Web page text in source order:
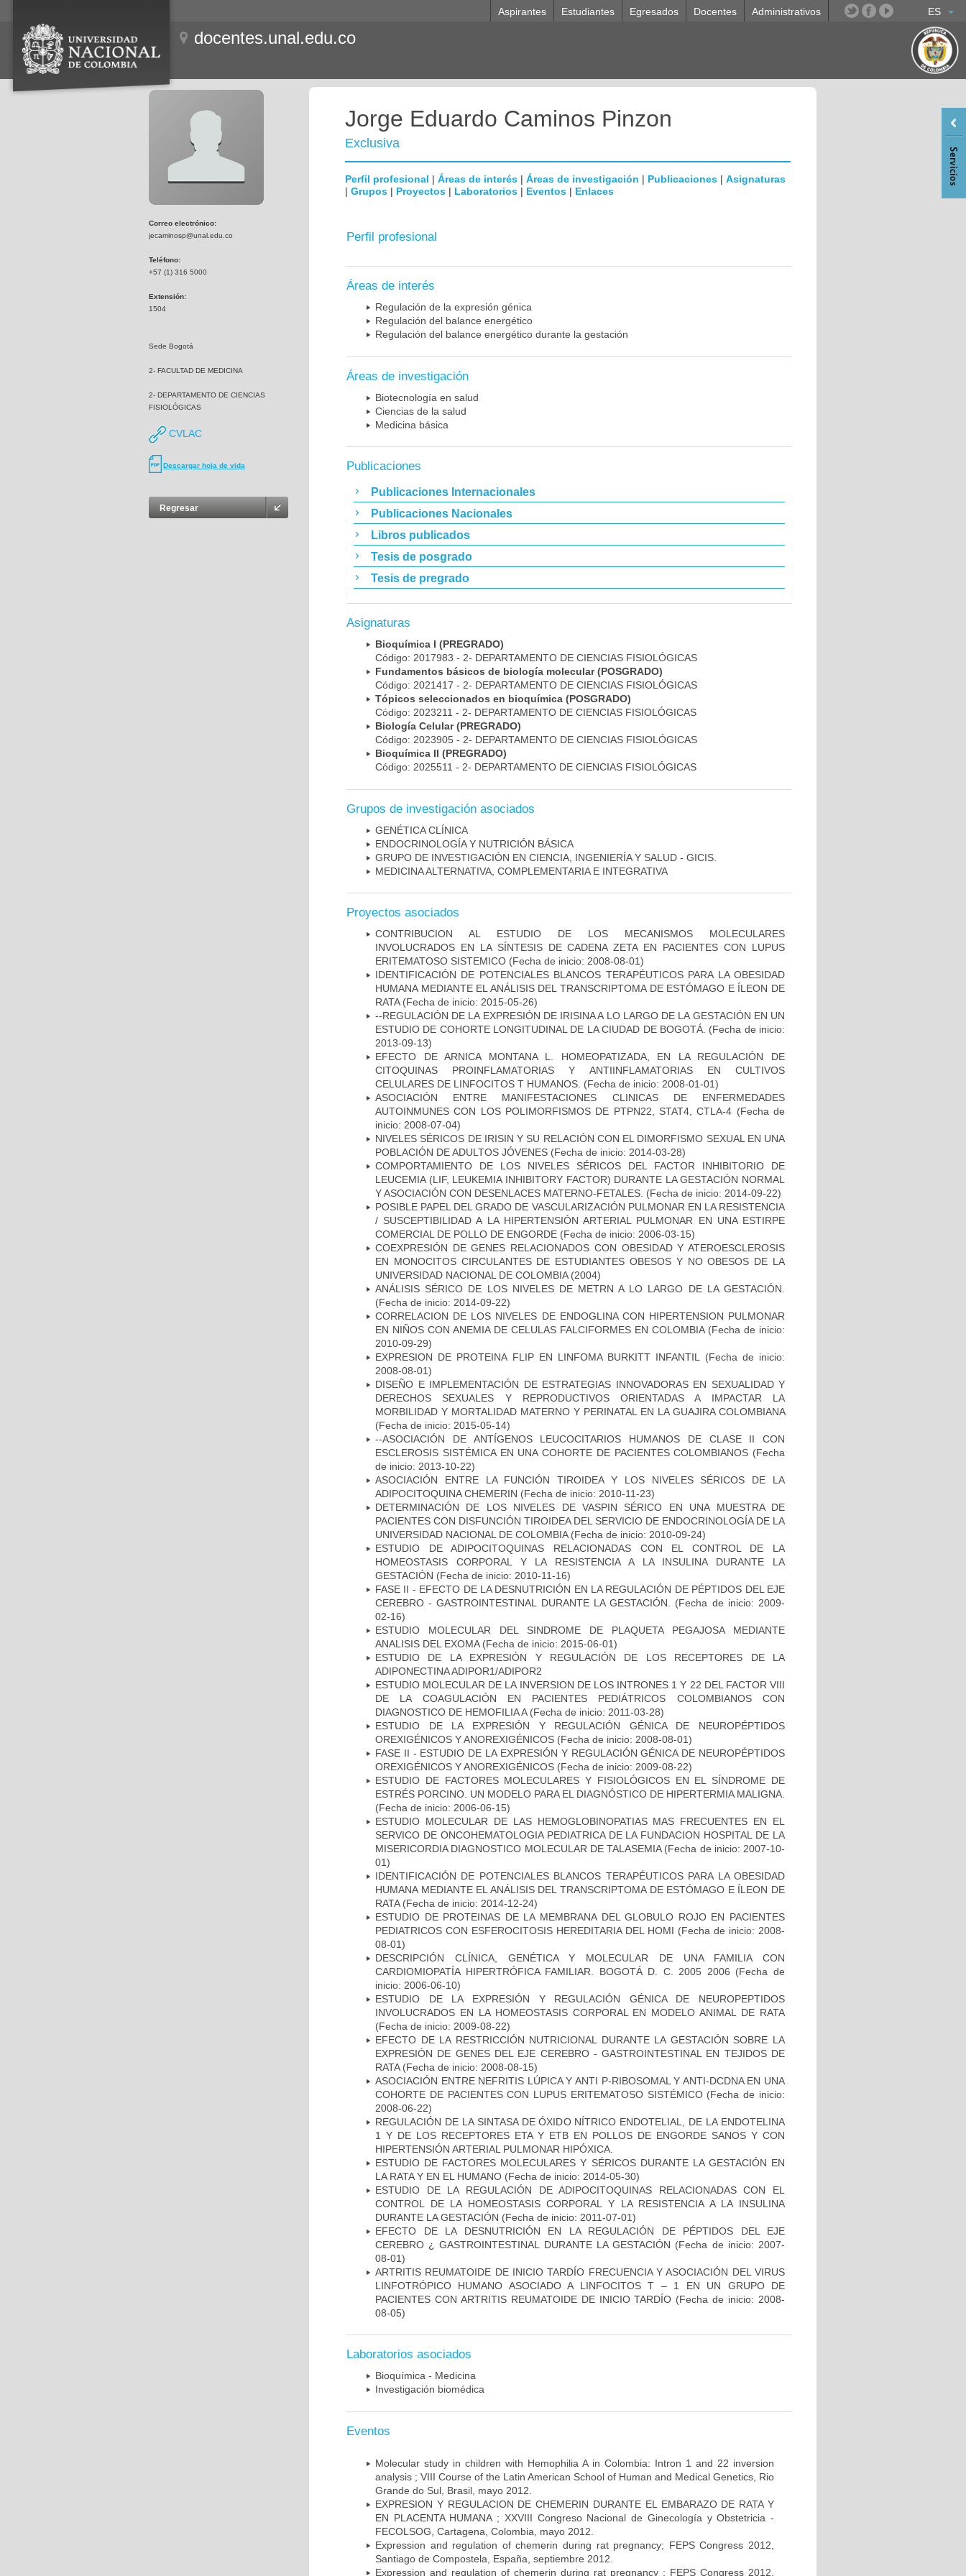
ES
Aspirantes Estudiantes Egresados Docentes Administrativos
docentes.unal.edu.co
Correo electrónico:
jecaminosp@unal.edu.co
Teléfono:
+57 (1) 316 5000
Extensión:
1504
Sede Bogotá
2- FACULTAD DE MEDICINA
2- DEPARTAMENTO DE CIENCIAS
FISIOLÓGICAS
CVLAC
Descargar hoja de vida
Regresar
Jorge Eduardo Caminos Pinzon
Exclusiva
Perfil profesional | Áreas de interés | Áreas de investigación | Publicaciones | Asignaturas
| Grupos | Proyectos | Laboratorios | Eventos | Enlaces
Perfil profesional
Áreas de interés
Regulación de la expresión génica
Regulación del balance energético
Regulación del balance energético durante la gestación
Áreas de investigación
Biotecnología en salud
Ciencias de la salud
Medicina básica
Publicaciones
Publicaciones Internacionales
Publicaciones Nacionales
Libros publicados
Tesis de posgrado
Tesis de pregrado
Asignaturas
Bioquímica I (PREGRADO)
Código: 2017983 - 2- DEPARTAMENTO DE CIENCIAS FISIOLÓGICAS
Fundamentos básicos de biología molecular (POSGRADO)
Código: 2021417 - 2- DEPARTAMENTO DE CIENCIAS FISIOLÓGICAS
Tópicos seleccionados en bioquímica (POSGRADO)
Código: 2023211 - 2- DEPARTAMENTO DE CIENCIAS FISIOLÓGICAS
Biología Celular (PREGRADO)
Código: 2023905 - 2- DEPARTAMENTO DE CIENCIAS FISIOLÓGICAS
Bioquímica II (PREGRADO)
Código: 2025511 - 2- DEPARTAMENTO DE CIENCIAS FISIOLÓGICAS
Grupos de investigación asociados
GENÉTICA CLÍNICA
ENDOCRINOLOGÍA Y NUTRICIÓN BÁSICA
GRUPO DE INVESTIGACIÓN EN CIENCIA, INGENIERÍA Y SALUD - GICIS.
MEDICINA ALTERNATIVA, COMPLEMENTARIA E INTEGRATIVA
Proyectos asociados
CONTRIBUCION AL ESTUDIO DE LOS MECANISMOS MOLECULARES
INVOLUCRADOS EN LA SÍNTESIS DE CADENA ZETA EN PACIENTES CON LUPUS
ERITEMATOSO SISTEMICO (Fecha de inicio: 2008-08-01)
IDENTIFICACIÓN DE POTENCIALES BLANCOS TERAPÉUTICOS PARA LA OBESIDAD
HUMANA MEDIANTE EL ANÁLISIS DEL TRANSCRIPTOMA DE ESTÓMAGO E ÍLEON DE
RATA(Fecha de inicio: 2015-05-26)
--REGULACIÓN DE LA EXPRESIÓN DE IRISINA A LO LARGO DE LA GESTACIÓN EN UN
ESTUDIO DE COHORTE LONGITUDINAL DE LA CIUDAD DE BOGOTÁ. (Fecha de inicio:
2013-09-13)
EFECTO DE ARNICA MONTANA L. HOMEOPATIZADA, EN LA REGULACIÓN DE
CITOQUINAS PROINFLAMATORIAS Y ANTIINFLAMATORIAS EN CULTIVOS
CELULARES DE LINFOCITOS T HUMANOS. (Fecha de inicio: 2008-01-01)
ASOCIACIÓN ENTRE MANIFESTACIONES CLINICAS DE ENFERMEDADES
AUTOINMUNES CON LOS POLIMORFISMOS DE PTPN22, STAT4, CTLA-4 (Fecha de
inicio: 2008-07-04)
NIVELES SÉRICOS DE IRISIN Y SU RELACIÓN CON EL DIMORFISMO SEXUAL EN UNA
POBLACIÓN DE ADULTOS JÓVENES (Fecha de inicio: 2014-03-28)
COMPORTAMIENTO DE LOS NIVELES SÉRICOS DEL FACTOR INHIBITORIO DE
LEUCEMIA (LIF, LEUKEMIA INHIBITORY FACTOR) DURANTE LA GESTACIÓN NORMAL
Y ASOCIACIÓN CON DESENLACES MATERNO-FETALES. (Fecha de inicio: 2014-09-22)
POSIBLE PAPEL DEL GRADO DE VASCULARIZACIÓN PULMONAR EN LA RESISTENCIA
/ SUSCEPTIBILIDAD A LA HIPERTENSIÓN ARTERIAL PULMONAR EN UNA ESTIRPE
COMERCIAL DE POLLO DE ENGORDE (Fecha de inicio: 2006-03-15)
COEXPRESIÓN DE GENES RELACIONADOS CON OBESIDAD Y ATEROESCLEROSIS
EN MONOCITOS CIRCULANTES DE ESTUDIANTES OBESOS Y NO OBESOS DE LA
UNIVERSIDAD NACIONAL DE COLOMBIA (2004)
ANÁLISIS SÉRICO DE LOS NIVELES DE METRN A LO LARGO DE LA GESTACIÓN.
(Fecha de inicio: 2014-09-22)
CORRELACION DE LOS NIVELES DE ENDOGLINA CON HIPERTENSION PULMONAR
EN NIÑOS CON ANEMIA DE CELULAS FALCIFORMES EN COLOMBIA (Fecha de inicio:
2010-09-29)
EXPRESION DE PROTEINA FLIP EN LINFOMA BURKITT INFANTIL
(Fecha de inicio:
2008-08-01)
DISEÑO E IMPLEMENTACIÓN DE ESTRATEGIAS INNOVADORAS EN SEXUALIDAD Y
DERECHOS SEXUALES Y REPRODUCTIVOS ORIENTADAS A IMPACTAR LA
MORBILIDAD Y MORTALIDAD MATERNO Y PERINATAL EN LA GUAJIRA COLOMBIANA
(Fecha de inicio: 2015-05-14)
--ASOCIACIÓN DE ANTÍGENOS LEUCOCITARIOS HUMANOS DE CLASE II CON
ESCLEROSIS SISTÉMICA EN UNA COHORTE DE PACIENTES COLOMBIANOS (Fecha
de inicio: 2013-10-22)
ASOCIACIÓN ENTRE LA FUNCIÓN TIROIDEA Y LOS NIVELES SÉRICOS DE LA
ADIPOCITOQUINA CHEMERIN (Fecha de inicio: 2010-11-23)
DETERMINACIÓN DE LOS NIVELES DE VASPIN SÉRICO EN UNA MUESTRA DE
PACIENTES CON DISFUNCIÓN TIROIDEA DEL SERVICIO DE ENDOCRINOLOGÍA DE LA
UNIVERSIDAD NACIONAL DE COLOMBIA(Fecha de inicio: 2010-09-24)
ESTUDIO DE ADIPOCITOQUINAS RELACIONADAS CON EL CONTROL DE LA
HOMEOSTASIS CORPORAL Y LA RESISTENCIA A LA INSULINA DURANTE LA
GESTACIÓN (Fecha de inicio: 2010-11-16)
FASE II - EFECTO DE LA DESNUTRICIÓN EN LA REGULACIÓN DE PÉPTIDOS DEL EJE
CEREBRO - GASTROINTESTINAL DURANTE LA GESTACIÓN.
(Fecha de inicio: 2009-
02-16)
ESTUDIO MOLECULAR DEL SINDROME DE PLAQUETA PEGAJOSA MEDIANTE
ANALISIS DEL EXOMA (Fecha de inicio: 2015-06-01)
ESTUDIO DE LA EXPRESIÓN Y REGULACIÓN DE LOS RECEPTORES DE LA
ADIPONECTINA ADIPOR1/ADIPOR2
ESTUDIO MOLECULAR DE LA INVERSION DE LOS INTRONES 1 Y 22 DEL FACTOR VIII
DE LA COAGULACIÓN EN PACIENTES PEDIÁTRICOS COLOMBIANOS CON
DIAGNOSTICO DE HEMOFILIA A(Fecha de inicio: 2011-03-28)
ESTUDIO DE LA EXPRESIÓN Y REGULACIÓN GÉNICA DE NEUROPÉPTIDOS
OREXIGÉNICOS Y ANOREXIGÉNICOS (Fecha de inicio: 2008-08-01)
FASE II - ESTUDIO DE LA EXPRESIÓN Y REGULACIÓN GÉNICA DE NEUROPÉPTIDOS
OREXIGÉNICOS Y ANOREXIGÉNICOS (Fecha de inicio: 2009-08-22)
ESTUDIO DE FACTORES MOLECULARES Y FISIOLÓGICOS EN EL SÍNDROME DE
ESTRÉS PORCINO. UN MODELO PARA EL DIAGNÓSTICO DE HIPERTERMIA MALIGNA.
(Fecha de inicio: 2006-06-15)
ESTUDIO MOLECULAR DE LAS HEMOGLOBINOPATIAS MAS FRECUENTES EN EL
SERVICO DE ONCOHEMATOLOGIA PEDIATRICA DE LA FUNDACION HOSPITAL DE LA
MISERICORDIA DIAGNOSTICO MOLECULAR DE TALASEMIA (Fecha de inicio: 2007-10-
01)
IDENTIFICACIÓN DE POTENCIALES BLANCOS TERAPÉUTICOS PARA LA OBESIDAD
HUMANA MEDIANTE EL ANÁLISIS DEL TRANSCRIPTOMA DE ESTÓMAGO E ÍLEON DE
RATA(Fecha de inicio: 2014-12-24)
ESTUDIO DE PROTEINAS DE LA MEMBRANA DEL GLOBULO ROJO EN PACIENTES
PEDIATRICOS CON ESFEROCITOSIS HEREDITARIA DEL HOMI (Fecha de inicio: 2008-
08-01)
DESCRIPCIÓN CLÍNICA, GENÉTICA Y MOLECULAR DE UNA FAMILIA CON
CARDIOMIOPATÍA HIPERTRÓFICA FAMILIAR. BOGOTÁ D. C. 2005 2006 (Fecha de
inicio: 2006-06-10)
ESTUDIO DE LA EXPRESIÓN Y REGULACIÓN GÉNICA DE NEUROPEPTIDOS
INVOLUCRADOS EN LA HOMEOSTASIS CORPORAL EN MODELO ANIMAL DE RATA
(Fecha de inicio: 2009-08-22)
EFECTO DE LA RESTRICCIÓN NUTRICIONAL DURANTE LA GESTACIÓN SOBRE LA
EXPRESIÓN DE GENES DEL EJE CEREBRO - GASTROINTESTINAL EN TEJIDOS DE
RATA(Fecha de inicio: 2008-08-15)
ASOCIACIÓN ENTRE NEFRITIS LÚPICA Y ANTI P-RIBOSOMAL Y ANTI-DCDNA EN UNA
COHORTE DE PACIENTES CON LUPUS ERITEMATOSO SISTÉMICO(Fecha de inicio:
2008-06-22)
REGULACIÓN DE LA SINTASA DE ÓXIDO NÍTRICO ENDOTELIAL, DE LA ENDOTELINA
1 Y DE LOS RECEPTORES ETA Y ETB EN POLLOS DE ENGORDE SANOS Y CON
HIPERTENSIÓN ARTERIAL PULMONAR HIPÓXICA.
ESTUDIO DE FACTORES MOLECULARES Y SÉRICOS DURANTE LA GESTACIÓN EN
LA RATA Y EN EL HUMANO (Fecha de inicio: 2014-05-30)
ESTUDIO DE LA REGULACIÓN DE ADIPOCITOQUINAS RELACIONADAS CON EL
CONTROL DE LA HOMEOSTASIS CORPORAL Y LA RESISTENCIA A LA INSULINA
DURANTE LA GESTACIÓN (Fecha de inicio: 2011-07-01)
EFECTO DE LA DESNUTRICIÓN EN LA REGULACIÓN DE PÉPTIDOS DEL EJE
CEREBRO ¿ GASTROINTESTINAL DURANTE LA GESTACIÓN (Fecha de inicio: 2007-
08-01)
ARTRITIS REUMATOIDE DE INICIO TARDÍO FRECUENCIA Y ASOCIACIÓN DEL VIRUS
LINFOTRÓPICO HUMANO ASOCIADO A LINFOCITOS T – 1 EN UN GRUPO DE
PACIENTES CON ARTRITIS REUMATOIDE DE INICIO TARDÍO (Fecha de inicio: 2008-
08-05)
Laboratorios asociados
Bioquímica - Medicina
Investigación biomédica
Eventos
Molecular study in children with Hemophilia A in Colombia: Intron 1 and 22 inversion
analysis ; VIII Course of the Latin American School of Human and Medical Genetics, Rio
Grande do Sul, Brasil, mayo 2012.
EXPRESION Y REGULACION DE CHEMERIN DURANTE EL EMBARAZO DE RATA Y
EN PLACENTA HUMANA ; XXVIII Congreso Nacional de Ginecología y Obstetricia -
FECOLSOG, Cartagena, Colombia, mayo 2012.
Expression and regulation of chemerin during rat pregnancy; FEPS Congress 2012,
Santiago de Compostela, España, septiembre 2012.
Expression and regulation of chemerin during rat pregnancy ; FEPS Congress 2012,